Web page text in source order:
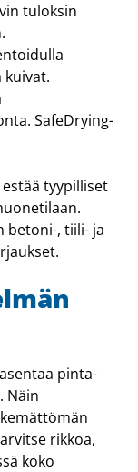
tuloksin
kuivat.
SafeDrying-
tyypilliset
betoni-, tiili- ja
pinta-
Näin
rikkoa,
koko